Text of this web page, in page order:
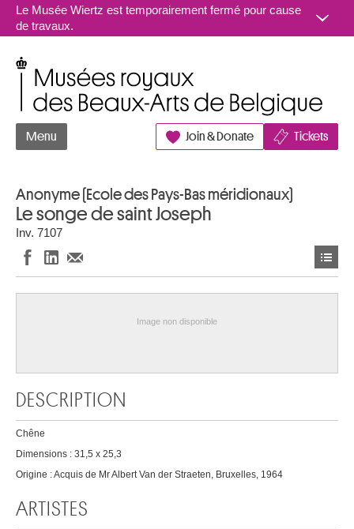
Aller au contenu
Le Musée Wiertz est temporairement fermé pour cause
de travaux.
Menu Join & Donate Tickets
Anonyme (Ecole des Pays-Bas méridionaux)
Le songe de saint Joseph
Inv. 7107
Image non disponible
DESCRIPTION
Chêne
Dimensions : 31,5 x 25,3
Origine : Acquis de Mr Albert Van der Straeten, Bruxelles, 1964
ARTISTES